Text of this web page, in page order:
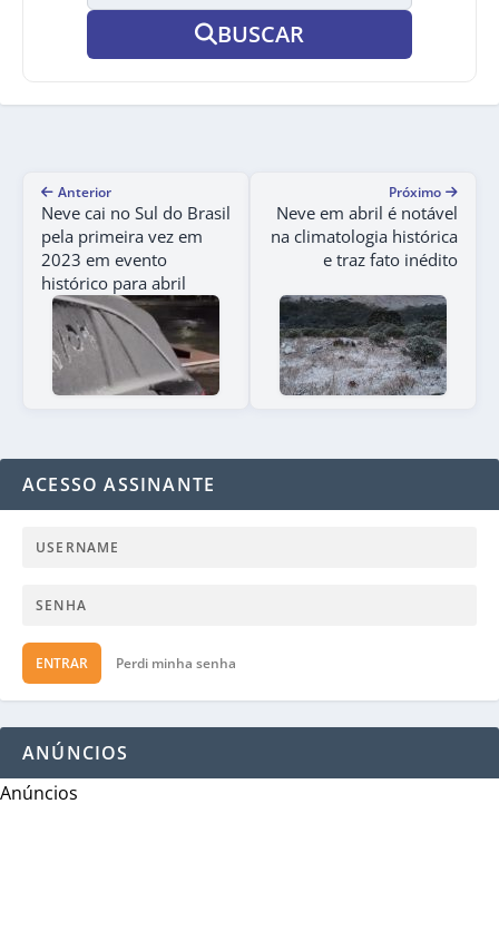
BUSCAR
Anterior
Neve cai no Sul do Brasil
pela primeira vez em
2023 em evento
histórico para abril
Próximo
Neve em abril é notável
na climatologia histórica
e traz fato inédito
ACESSO ASSINANTE
ENTRAR Perdi minha senha
ANÚNCIOS
Anúncios